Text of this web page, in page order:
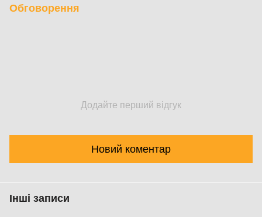
Обговорення
Додайте перший відгук
Новий коментар
Інші записи